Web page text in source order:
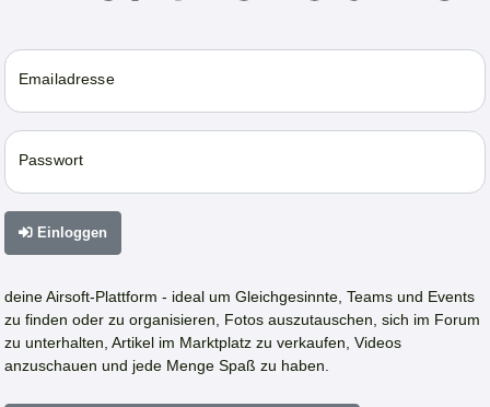
Emailadresse
Passwort
Einloggen
deine Airsoft-Plattform - ideal um Gleichgesinnte, Teams und Events
zu finden oder zu organisieren, Fotos auszutauschen, sich im Forum
zu unterhalten, Artikel im Marktplatz zu verkaufen, Videos
anzuschauen und jede Menge Spaß zu haben.